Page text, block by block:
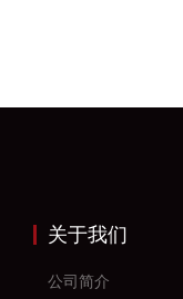
关于我们
公司简介